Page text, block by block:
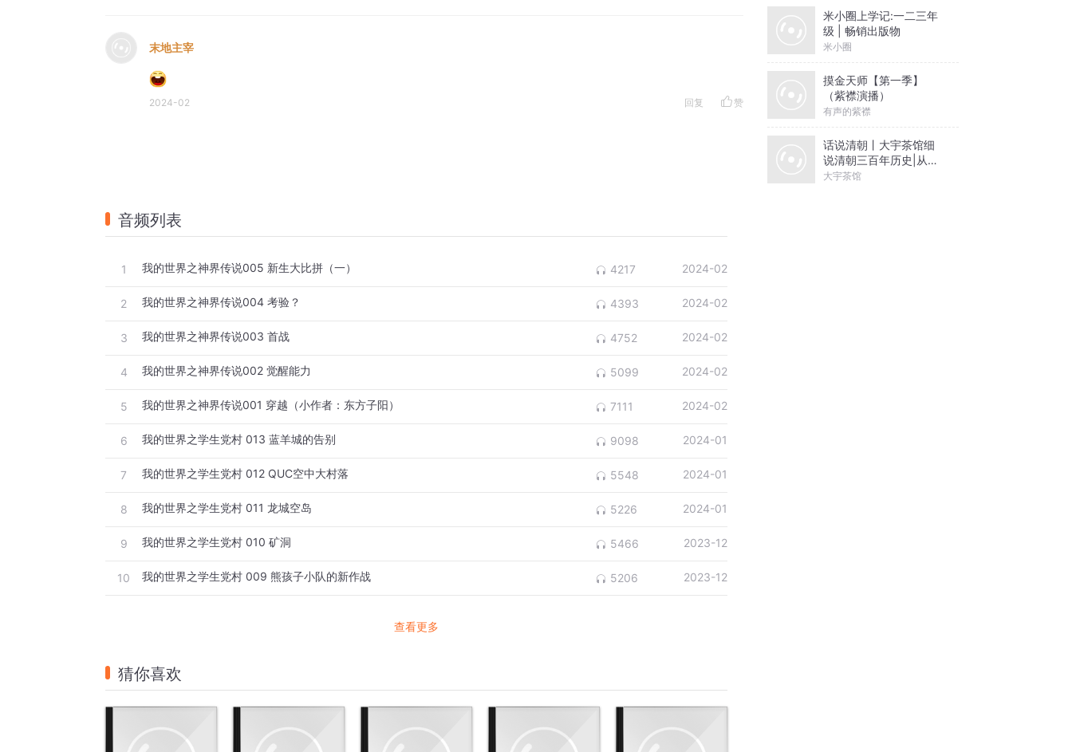
末地主宰
2024-02 回复 赞
音频列表
1 我的世界之神界传说005 新生大比拼（一） 4217 2024-02
2 我的世界之神界传说004 考验？ 4393 2024-02
3 我的世界之神界传说003 首战 4752 2024-02
4 我的世界之神界传说002 觉醒能力 5099 2024-02
5 我的世界之神界传说001 穿越（小作者：东方子阳） 7111 2024-02
6 我的世界之学生党村 013 蓝羊城的告别 9098 2024-01
7 我的世界之学生党村 012 QUC空中大村落 5548 2024-01
8 我的世界之学生党村 011 龙城空岛 5226 2024-01
9 我的世界之学生党村 010 矿洞 5466 2023-12
10 我的世界之学生党村 009 熊孩子小队的新作战 5206 2023-12
查看更多
猜你喜欢
米小圈上学记:一二三年
级 | 畅销出版物
米小圈
摸金天师【第一季】
（紫襟演播）
有声的紫襟
话说清朝丨大宇茶馆细
说清朝三百年历史|从努
尔哈赤到末代皇帝溥仪|
大宇茶馆